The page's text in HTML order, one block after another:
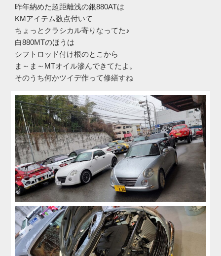
昨年納めた超距離浅の銀880ATは
KMアイテム数点付いて
ちょっとクラシカル寄りなってた♪
白880MTのほうは
シフトロッド付け根のとこから
ま～ま～MTオイル滲んできてたよ。
そのうち何かツイデ作って修繕すね